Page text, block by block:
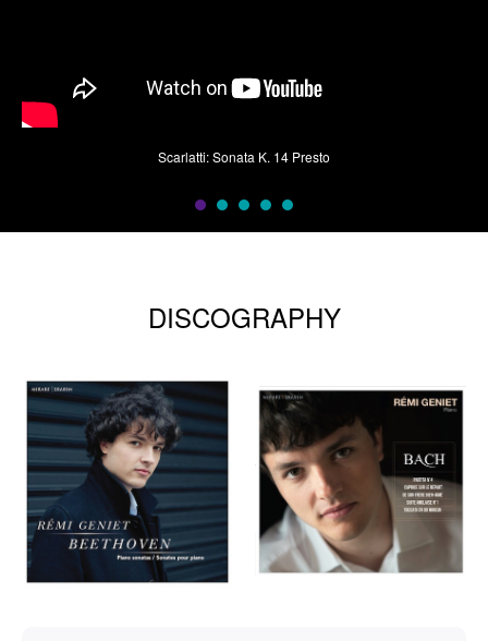
Scarlatti: Sonata K. 14 Presto
DISCOGRAPHY